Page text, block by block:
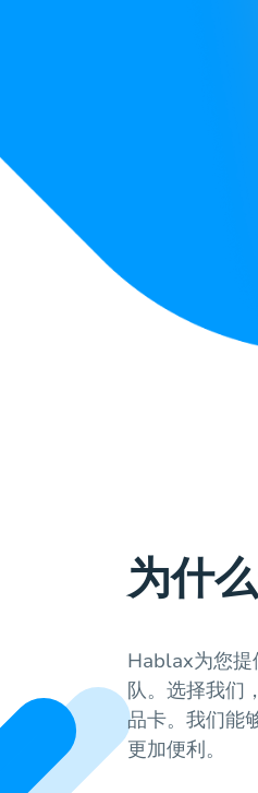
为什
Hablax为您提
队。选择我们
品卡。我们能
更加便利。